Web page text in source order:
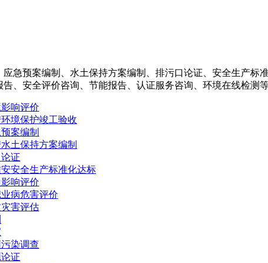
急预案编制、水土保持方案编制、排污口论证、安全生产
、安全评价咨询、节能报告、认证服务咨询、环境在线检测
响评价
境保护竣工验收
案编制
土保持方案编制
证
安安全生产标准化达标
响评价
病危害评价
害评估
染调查
证